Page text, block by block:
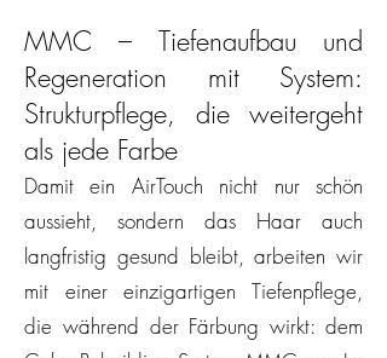
MMC – Tiefenaufbau und
Regeneration mit System:
Strukturpflege, die weitergeht
als jede Farbe
Damit ein AirTouch nicht nur schön
aussieht, sondern das Haar auch
langfristig gesund bleibt, arbeiten wir
mit einer einzigartigen Tiefenpflege,
die während der Färbung wirkt: dem